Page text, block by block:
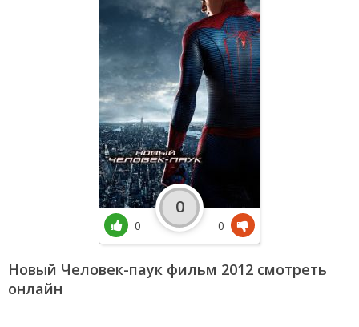
Новый Человек-паук фильм 2012 смотреть
онлайн
0
0
0